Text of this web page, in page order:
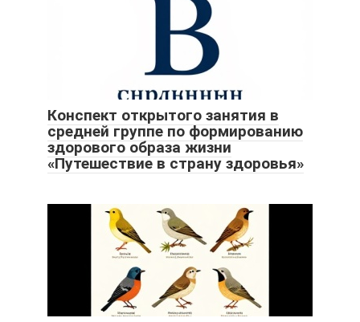
Конспект открытого занятия в
средней группе по формированию
здорового образа жизни
«Путешествие в страну здоровья»